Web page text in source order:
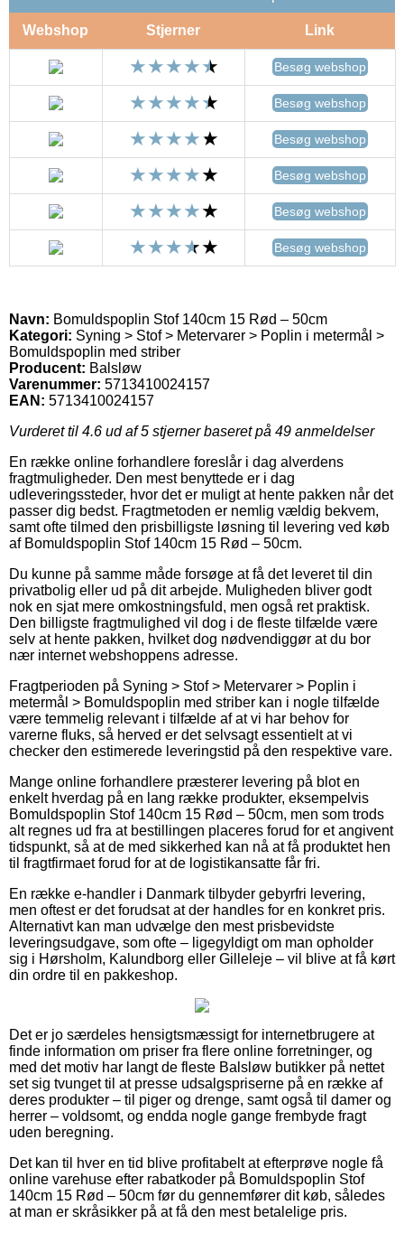
Webshop Stjerner Link
Besøg webshop
Besøg webshop
Besøg webshop
Besøg webshop
Besøg webshop
Besøg webshop
Navn: Bomuldspoplin Stof 140cm 15 Rød – 50cm
Kategori: Syning > Stof > Metervarer > Poplin i metermål >
Bomuldspoplin med striber
Producent: Balsløw
Varenummer: 5713410024157
EAN: 5713410024157
Vurderet til 4.6 ud af 5 stjerner baseret på 49 anmeldelser
En række online forhandlere foreslår i dag alverdens
fragtmuligheder. Den mest benyttede er i dag
udleveringssteder, hvor det er muligt at hente pakken når det
passer dig bedst. Fragtmetoden er nemlig vældig bekvem,
samt ofte tilmed den prisbilligste løsning til levering ved køb
af Bomuldspoplin Stof 140cm 15 Rød – 50cm.
Du kunne på samme måde forsøge at få det leveret til din
privatbolig eller ud på dit arbejde. Muligheden bliver godt
nok en sjat mere omkostningsfuld, men også ret praktisk.
Den billigste fragtmulighed vil dog i de fleste tilfælde være
selv at hente pakken, hvilket dog nødvendiggør at du bor
nær internet webshoppens adresse.
Fragtperioden på Syning > Stof > Metervarer > Poplin i
metermål > Bomuldspoplin med striber kan i nogle tilfælde
være temmelig relevant i tilfælde af at vi har behov for
varerne fluks, så herved er det selvsagt essentielt at vi
checker den estimerede leveringstid på den respektive vare.
Mange online forhandlere præsterer levering på blot en
enkelt hverdag på en lang række produkter, eksempelvis
Bomuldspoplin Stof 140cm 15 Rød – 50cm, men som trods
alt regnes ud fra at bestillingen placeres forud for et angivent
tidspunkt, så at de med sikkerhed kan nå at få produktet hen
til fragtfirmaet forud for at de logistikansatte får fri.
En række e-handler i Danmark tilbyder gebyrfri levering,
men oftest er det forudsat at der handles for en konkret pris.
Alternativt kan man udvælge den mest prisbevidste
leveringsudgave, som ofte – ligegyldigt om man opholder
sig i Hørsholm, Kalundborg eller Gilleleje – vil blive at få kørt
din ordre til en pakkeshop.
Det er jo særdeles hensigtsmæssigt for internetbrugere at
finde information om priser fra flere online forretninger, og
med det motiv har langt de fleste Balsløw butikker på nettet
set sig tvunget til at presse udsalgspriserne på en række af
deres produkter – til piger og drenge, samt også til damer og
herrer – voldsomt, og endda nogle gange frembyde fragt
uden beregning.
Det kan til hver en tid blive profitabelt at efterprøve nogle få
online varehuse efter rabatkoder på Bomuldspoplin Stof
140cm 15 Rød – 50cm før du gennemfører dit køb, således
at man er skråsikker på at få den mest betalelige pris.